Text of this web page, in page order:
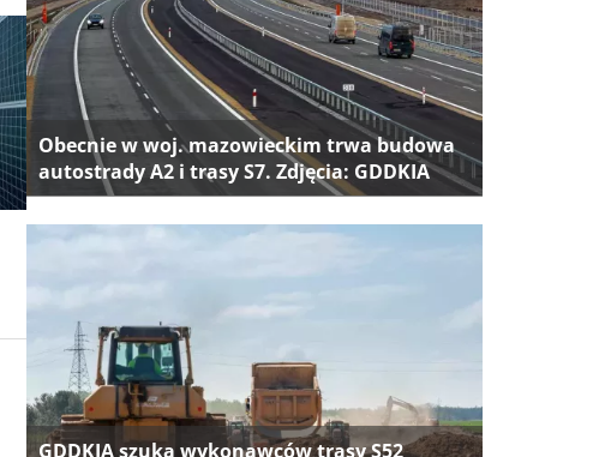
Obecnie w woj. mazowieckim trwa budowa
autostrady A2 i trasy S7. Zdjęcia: GDDKIA
GDDKIA szuka wykonawców trasy S52